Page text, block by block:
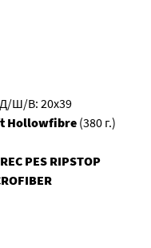
Д/Ш/В: 20х39
Hollowfibre(380 г.)
PES RIPSTOP